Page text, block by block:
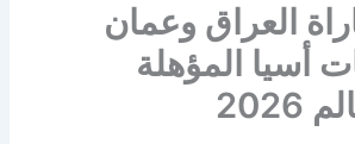
العراق وعمان
أسيا المؤهلة